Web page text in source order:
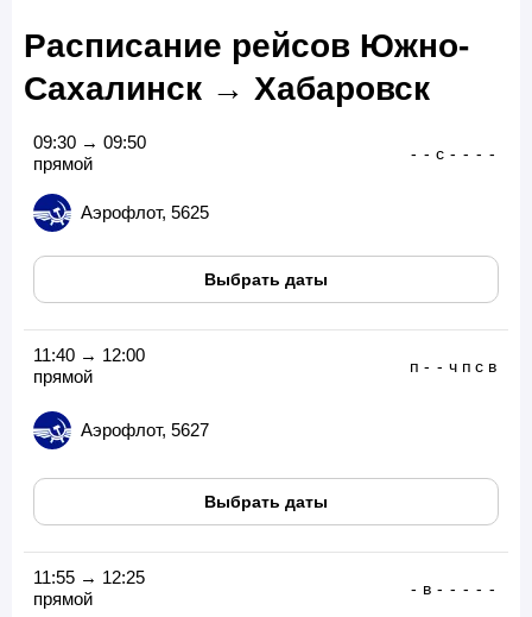
Расписание рейсов Южно-
Сахалинск → Хабаровск
09:30 → 09:50
прямой
Аэрофлот, 5625
- - с - - - -
Выбрать даты
11:40 → 12:00
прямой
Аэрофлот, 5627
п - - ч п с в
Выбрать даты
11:55 → 12:25
прямой
- в - - - - -